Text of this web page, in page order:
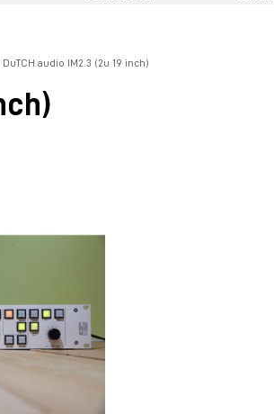
DuTCH.audio IM2.3 (2u 19 inch)